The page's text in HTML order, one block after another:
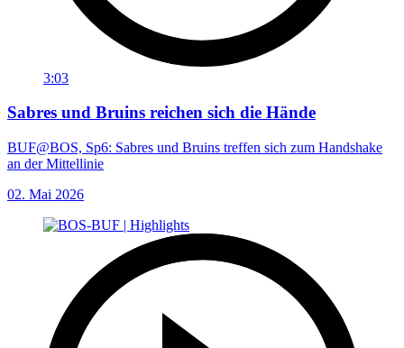
3:03
Sabres und Bruins reichen sich die Hände
BUF@BOS, Sp6: Sabres und Bruins treffen sich zum Handshake
an der Mittellinie
02. Mai 2026